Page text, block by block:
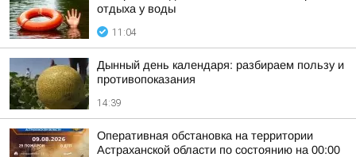
отдыха у воды
11:04
Дынный день календаря: разбираем пользу и
противопоказания
14:39
Оперативная обстановка на территории
Астраханской области по состоянию на 00:00